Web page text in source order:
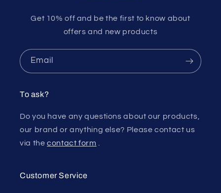
Get 10% off and be the first to know about
offers and new products
Email
To ask?
Do you have any questions about our products,
our brand or anything else? Please contact us
via thecontact form .
Customer Service